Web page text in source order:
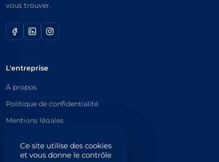
Ce site utilise des cookies
et vous donne le contrôle
vous trouver.
L'entreprise
À propos
Politique de confidentialité
Mentions légales
Catégories principales